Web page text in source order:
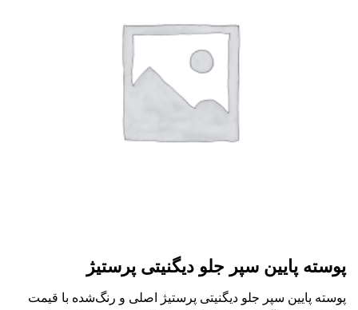
پوسته پایین سپر جلو دیگنیتی پرستیژ
پوسته پایین سپر جلو دیگنیتی پرستیژ اصلی و رنگ‌شده با قیمت